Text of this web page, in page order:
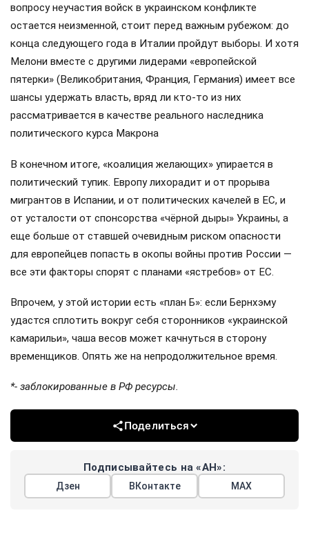
вопросу неучастия войск в украинском конфликте
остается неизменной, стоит перед важным рубежом: до
конца следующего года в Италии пройдут выборы. И хотя
Мелони вместе с другими лидерами «европейской
пятерки» (Великобритания, Франция, Германия) имеет все
шансы удержать власть, вряд ли кто-то из них
рассматривается в качестве реального наследника
политического курса Макрона
В конечном итоге, «коалиция желающих» упирается в
политический тупик. Европу лихорадит и от прорыва
мигрантов в Испании, и от политических качелей в ЕС, и
от усталости от спонсорства «чёрной дыры» Украины, а
еще больше от ставшей очевидным риском опасности
для европейцев попасть в окопы войны против России —
все эти факторы спорят с планами «ястребов» от ЕС.
Впрочем, у этой истории есть «план Б»: если Бернхэму
удастся сплотить вокруг себя сторонников «украинской
камарильи», чаша весов может качнуться в сторону
временщиков. Опять же на непродолжительное время.
*- заблокированные в РФ ресурсы.
Поделиться
Подписывайтесь на «АН»:
Дзен ВКонтакте МАХ